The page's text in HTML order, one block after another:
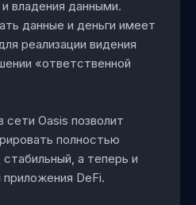
владения данными.
данные и деньги имеет
реализации видения
«ответственной
сети Oasis позволит
полностью
а теперь и
DeFi.